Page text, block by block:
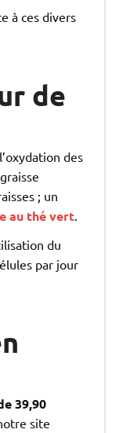
à ces divers
de
des
; un
au thé vert.
du
par jour
39,90
site